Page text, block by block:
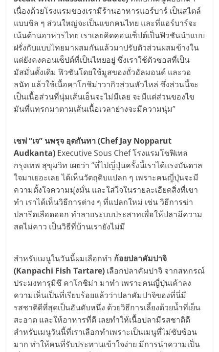
เนื่องด้วยโรงแรมของเรามีร้านอาหารแอร์บาร์ เป็นสไตล์
แบบชิล ๆ ส่วนใหญ่จะเป็นแขกคนไทย และที่แอร์บาร์จะ
เน้นด้านอาหารไทย เราเลยคิดคอนเซ็ปต์เป็นฟิวชันนำแบบ
ฝรั่งกับแบบไทยมาผสมกันแล้วมาปรับตัวส่วนผสมข้างใน
แต่ยังคงคอนเซ็ปต์ที่เป็นไทยอยู่ ซึ่งเราใช้ตัวซอสที่เป็น
มัสมั่นดั้งเดิม ฟิวชันโดยใช้มูสของถั่วอัลมอนด์ และวอ
ลนัท แล้วใช้เนื้อคาโกชิม่าวากิวส่วนหัวไหล่ ซึ่งส่วนนี้จะ
เป็นเนื้อส่วนที่นุ่มเส้นเอ็นจะไม่มีเลย จะมีแต่ส่วนของไข
มันที่แทรกมาตามเส้นเนื้อเวลาย่างจะมีความนุ่ม”
เชฟ “เจ” นพรุจ อุดกันทา (Chef Jay Nopparut
Audkanta) Executive Sous Chef โรงแรมโซฟิเทล
กรุงเทพ สุขุมวิท เผยว่า “ที่ไปญี่ปุ่นครั้งนี้เราได้แรงบันดาล
ใจมาเยอะเลย ได้เห็นวัตถุดิบแปลก ๆ เพราะคนญี่ปุ่นจะมี
ความตั้งใจความมุ่งมั่น และใส่ใจในรายละเอียดสิ่งที่เขา
ทำ เราได้เห็นวิธีการต่าง ๆ ที่แปลกใหม่ เช่น วิธีการฆ่า
ปลารีดเลือดออก ทำลายระบบประสาทเพื่อให้ปลามีความ
สดไม่คาว เป็นวิธีที่บ้านเรายังไม่มี
สำหรับเมนูในวันนี้ผมเลือกทำ ก้อยปลาคัมปาจิ
(Kanpachi Fish Tartare) เลือกปลาคัมปาจิ จากสหกรณ์
ประมงทารุมิซึ คาโกชิม่า มาทำ เพราะคนญี่ปุ่นเค้าลง
ความเห็นเป็นที่เรียบร้อยแล้วว่าปลาคัมปาจิของที่นี่มี
รสชาติดีที่สุดเป็นอันดับหนึ่ง ด้วยวิธีการเลี้ยงด้วยน้ำที่เย็น
สะอาด และให้อาหารที่ดี เลยทำให้เนื้อปลามีรสชาติดี
สำหรับเมนูวันนี้ที่เราเลือกทำเพราะเป็นเมนูที่ไม่ซับซ้อน
มาก ทำให้คนที่รับประทานเข้าใจง่าย มีการนำความเป็น